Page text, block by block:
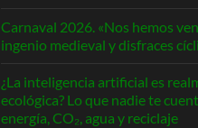
Carnaval 2026. «Nos hemos
ingenio medieval y disfraces
¿La inteligencia artificial es
ecológica? Lo que nadie te
energía, CO₂, agua y reciclaje